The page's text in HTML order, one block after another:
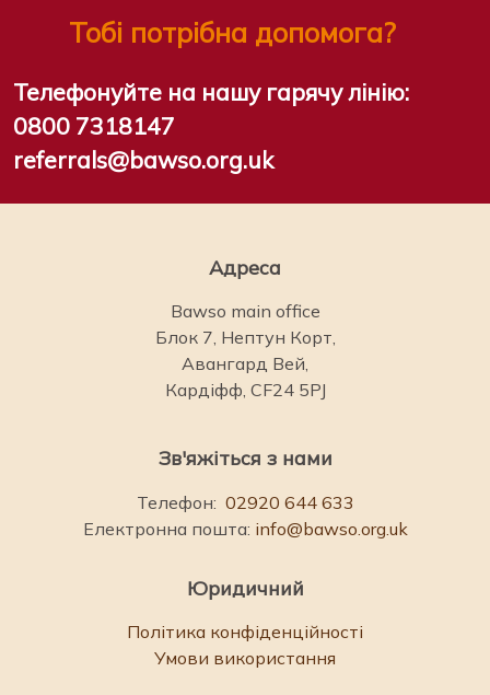
Тобі потрібна допомога?
Телефонуйте на нашу гарячу лінію:
0800 7318147
referrals@bawso.org.uk
Адреса
Bawso main office
Блок 7, Нептун Корт,
Авангард Вей,
Кардіфф, CF24 5PJ
Зв'яжіться з нами
Телефон: 02920 644 633
Електронна пошта: info@bawso.org.uk
Юридичний
Політика конфіденційності
Умови використання